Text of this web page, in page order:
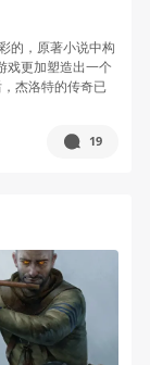
的，原著小说中构
戏更加塑造出一个
杰洛特的传奇已
19